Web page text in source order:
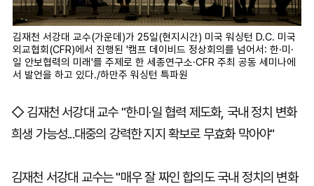
김재천 서강대 교수(가운데)가 25일(현지시간) 미국 워싱턴 D.C. 미국
외교협회(CFR)에서 진행된 '캠프 데이비드 정상회의를 넘어서: 한·미·
일 안보협력의 미래'를 주제로 한 세종연구소·CFR 주최 공동 세미나에
서 발언을 하고 있다./하만주 워싱턴 특파원
◇ 김재천 서강대 교수 "한·미·일 협력 제도화, 국내 정치 변화
희생 가능성...대중의 강력한 지지 확보로 무효화 막아야"
김재천 서강대 교수는 "매우 잘 짜인 합의도 국내 정치의 변화